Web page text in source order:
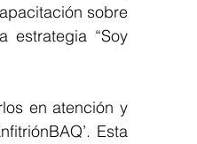
sobre
estrategia “Soy
en atención y
Esta